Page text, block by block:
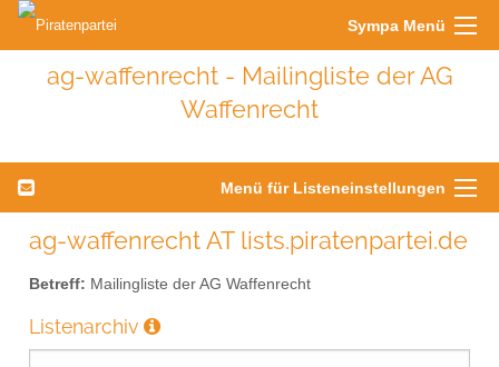
Sympa Menü
ag-waffenrecht - Mailingliste der AG
Waffenrecht
Menü für Listeneinstellungen
ag-waffenrecht AT lists.piratenpartei.de
Betreff: Mailingliste der AG Waffenrecht
Listenarchiv